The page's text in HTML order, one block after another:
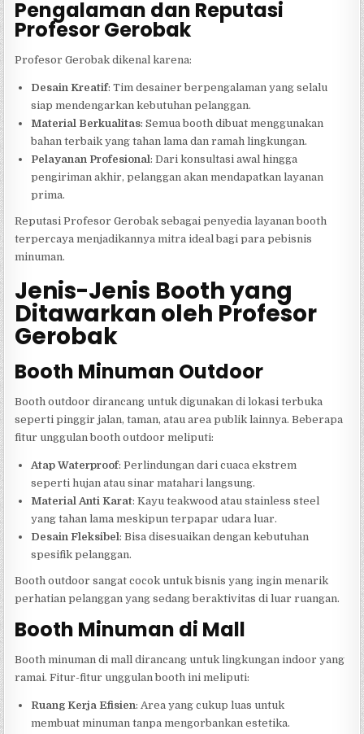
Pengalaman dan Reputasi
Profesor Gerobak
Profesor Gerobak dikenal karena:
Desain Kreatif: Tim desainer berpengalaman yang selalu
siap mendengarkan kebutuhan pelanggan.
Material Berkualitas: Semua booth dibuat menggunakan
bahan terbaik yang tahan lama dan ramah lingkungan.
Pelayanan Profesional: Dari konsultasi awal hingga
pengiriman akhir, pelanggan akan mendapatkan layanan
prima.
Reputasi Profesor Gerobak sebagai penyedia layanan booth
terpercaya menjadikannya mitra ideal bagi para pebisnis
minuman.
Jenis-Jenis Booth yang
Ditawarkan oleh Profesor
Gerobak
Booth Minuman Outdoor
Booth outdoor dirancang untuk digunakan di lokasi terbuka
seperti pinggir jalan, taman, atau area publik lainnya. Beberapa
fitur unggulan booth outdoor meliputi:
Atap Waterproof: Perlindungan dari cuaca ekstrem
seperti hujan atau sinar matahari langsung.
Material Anti Karat: Kayu teakwood atau stainless steel
yang tahan lama meskipun terpapar udara luar.
Desain Fleksibel: Bisa disesuaikan dengan kebutuhan
spesifik pelanggan.
Booth outdoor sangat cocok untuk bisnis yang ingin menarik
perhatian pelanggan yang sedang beraktivitas di luar ruangan.
Booth Minuman di Mall
Booth minuman di mall dirancang untuk lingkungan indoor yang
ramai. Fitur-fitur unggulan booth ini meliputi:
Ruang Kerja Efisien: Area yang cukup luas untuk
membuat minuman tanpa mengorbankan estetika.